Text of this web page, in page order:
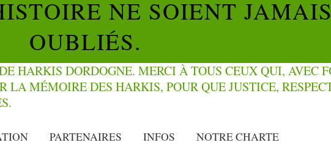
NE SOIENT JAMAIS
OUBLIÉS.
PARTENAIRES INFOS NOTRE CHARTE